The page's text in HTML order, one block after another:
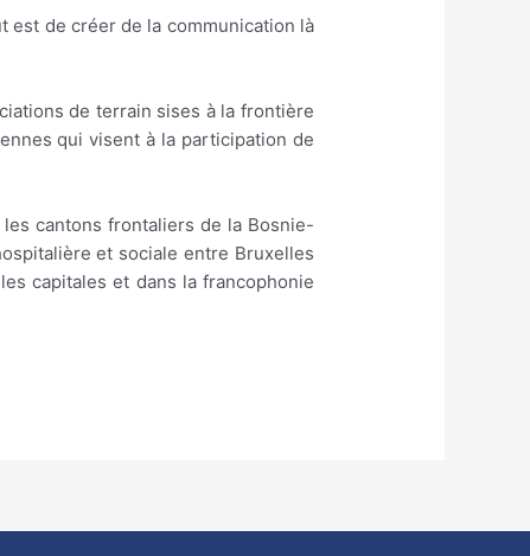
est de créer de la communication là
de terrain sises à la frontière
qui visent à la participation de
cantons frontaliers de la Bosnie-
et sociale entre Bruxelles
capitales et dans la francophonie